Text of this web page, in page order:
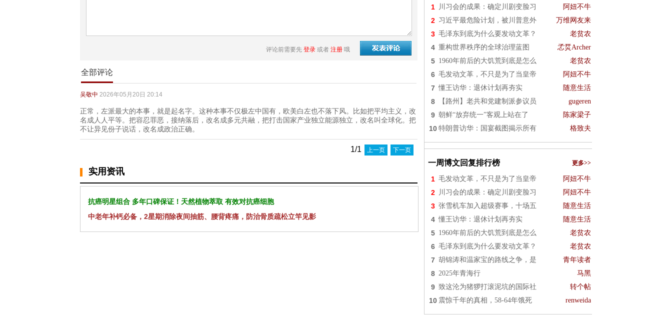
评论前需要先 登录 或者 注册 哦
全部评论
吴敬中 2026年05月20日 20:14
正常，左派最大的本事，就是起名字。这种本事不仅极左中国有，欧美白左也不落下风。比如把平均主义，改
名成人人平等。把容忍罪恶，接纳落后，改名成多元共融，把打击国家产业独立能源独立，改名叫全球化。把
不让异见份子说话，改名成政治正确。
1/1 上一页 下一页
实用资讯
抗癌明星组合 多年口碑保证！天然植物萃取 有效对抗癌细胞
中老年补钙必备，2星期消除夜间抽筋、腰背疼痛，防治骨质疏松立竿见影
1 川习会的成果：确定川剧变脸习 阿妞不牛
2 习近平最危险计划，被川普意外 万维网友来
3 毛泽东到底为什么要发动文革？ 老贫农
4 重构世界秩序的全球治理蓝图 孞烎Archer
5 1960年前后的大饥荒到底是怎么 老贫农
6 毛发动文革，不只是为了当皇帝 阿妞不牛
7 懂王访华：退休计划再夯实 随意生活
8 【路州】老共和党建制派参议员 gugeren
9 朝鲜“放弃统一”客观上站在了 陈家梁子
10 特朗普访华：国宴截图揭示所有 格致夫
一周博文回复排行榜 更多>>
1 毛发动文革，不只是为了当皇帝 阿妞不牛
2 川习会的成果：确定川剧变脸习 阿妞不牛
3 张雪机车加入超级赛事，十场五 随意生活
4 懂王访华：退休计划再夯实 随意生活
5 1960年前后的大饥荒到底是怎么 老贫农
6 毛泽东到底为什么要发动文革？ 老贫农
7 胡锦涛和温家宝的路线之争，是 青年读者
8 2025年青海行 马黑
9 致这沦为猪猡打滚泥坑的国际社 转个帖
10 震惊千年的真相，58-64年饿死 renweida